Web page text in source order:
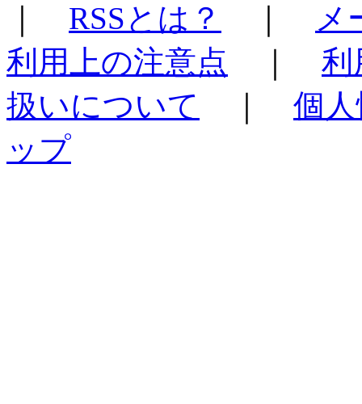
RSSとは？
メ
利用上の注意点
利
扱いについて
個
ップ